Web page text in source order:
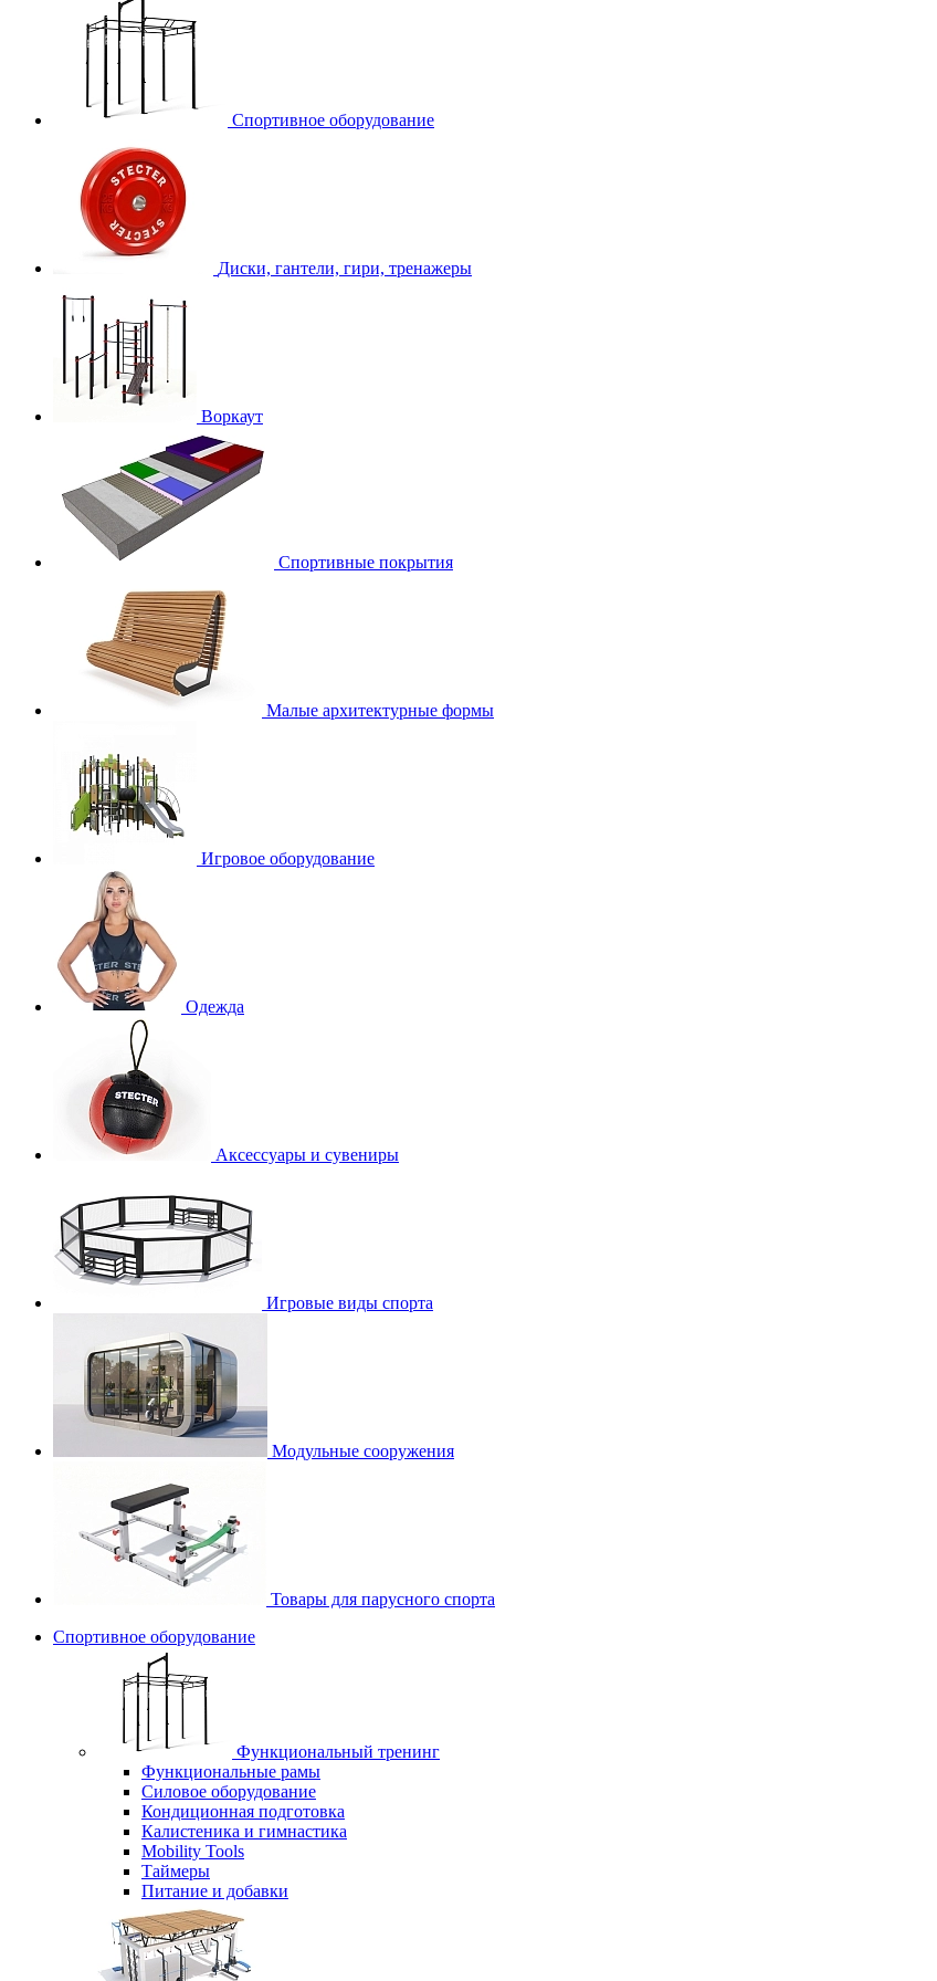
Спортивное оборудование
Диски, гантели, гири, тренажеры
Воркаут
Спортивные покрытия
Малые архитектурные формы
Игровое оборудование
Одежда
Аксессуары и сувениры
Игровые виды спорта
Модульные сооружения
Товары для парусного спорта
Спортивное оборудование
Функциональный тренинг
Функциональные рамы
Силовое оборудование
Кондиционная подготовка
Калистеника и гимнастика
Mobility Tools
Таймеры
Питание и добавки